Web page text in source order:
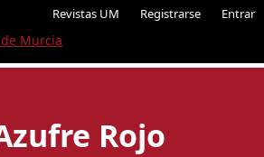
Revistas UM Registrarse Entrar
Rojo